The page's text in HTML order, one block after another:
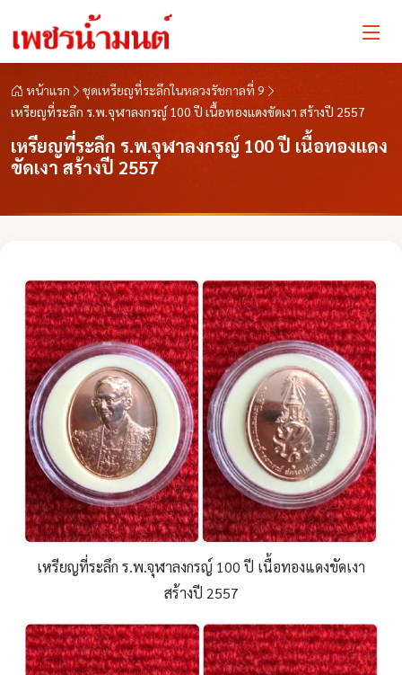
หน้าแรก
ชุดเหรียญที่ระลึกในหลวงรัชกาลที่ 9
เหรียญที่ระลึก ร.พ.จุฬาลงกรญ์ 100 ปี เนื้อทองแดงขัดเงา สร้างปี 2557
เหรียญที่ระลึก ร.พ.จุฬาลงกรญ์ 100 ปี เนื้อทองแดง
ขัดเงา สร้างปี 2557
เหรียญที่ระลึก ร.พ.จุฬาลงกรญ์ 100 ปี เนื้อทองแดงขัดเงา
สร้างปี 2557